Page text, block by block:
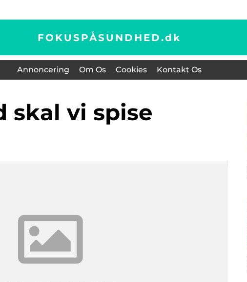
FOKUSPÅSUNDHED.dk
Annoncering Om Os Cookies Kontakt Os
skal vi spise